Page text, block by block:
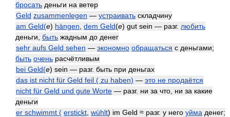
бросать деньги на ветер
Geld zusammenlegen — устраивать складчину
am Geld(e) hängen dem Geld(e) gut sein — разг. любить
деньги, быть жадным до денег
sehr aufs Geld sehen — экономно обращаться с деньгами;
быть очень расчётливым
bei Geld(e) sein — разг. быть при деньгах
das ist nicht für Geld feil ( zu haben) — это не продаётся
nicht für Geld und gute Worte — разг. ни за что, ни за какие
деньги
er schwimmt ( erstickt wühlt) im Geld ≈ разг. у него уйма денег;